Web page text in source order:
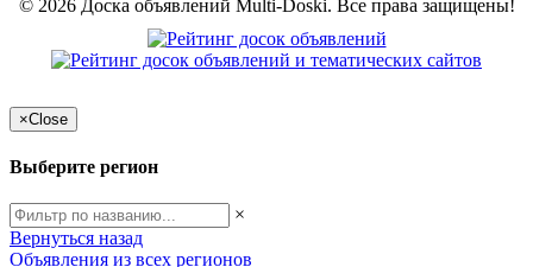
© 2026 Доска объявлений Multi-Doski. Все права защищены!
×Close
Выберите регион
×
Вернуться назад
Объявления из всех регионов